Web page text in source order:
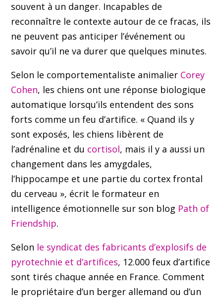
souvent à un danger. Incapables de
reconnaître le contexte autour de ce fracas, ils
ne peuvent pas anticiper l’événement ou
savoir qu’il ne va durer que quelques minutes.
Selon le comportementaliste animalier Corey
Cohen, les chiens ont une réponse biologique
automatique lorsqu’ils entendent des sons
forts comme un feu d’artifice. « Quand ils y
sont exposés, les chiens libèrent de
l’adrénaline et du cortisol, mais il y a aussi un
changement dans les amygdales,
l’hippocampe et une partie du cortex frontal
du cerveau », écrit le formateur en
intelligence émotionnelle sur son blog Path of
Friendship.
Selon le syndicat des fabricants d’explosifs de
pyrotechnie et d’artifices, 12.000 feux d’artifice
sont tirés chaque année en France. Comment
le propriétaire d’un berger allemand ou d’un